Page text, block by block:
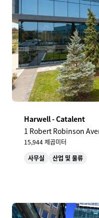
Harwell - Catalent
1 Robert Robinson
4GP, UK
15,944 제곱미터
사무실
산업 및 물류